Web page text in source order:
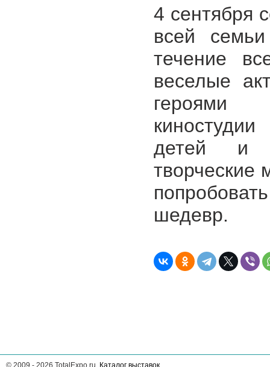
4 сентября
всей
течение
веселые
героями
детей и
творческие
шедевр.
© 2009 - 2026 TotalExpo.ru, Каталог выставок